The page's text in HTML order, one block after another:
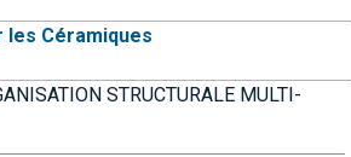
les Céramiques
STRUCTURALE MULTI-